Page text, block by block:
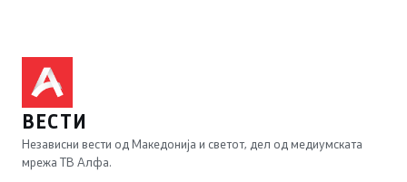
ВЕСТИ
Независни вести од Македонија и светот, дел од медиумската
мрежа ТВ Алфа.